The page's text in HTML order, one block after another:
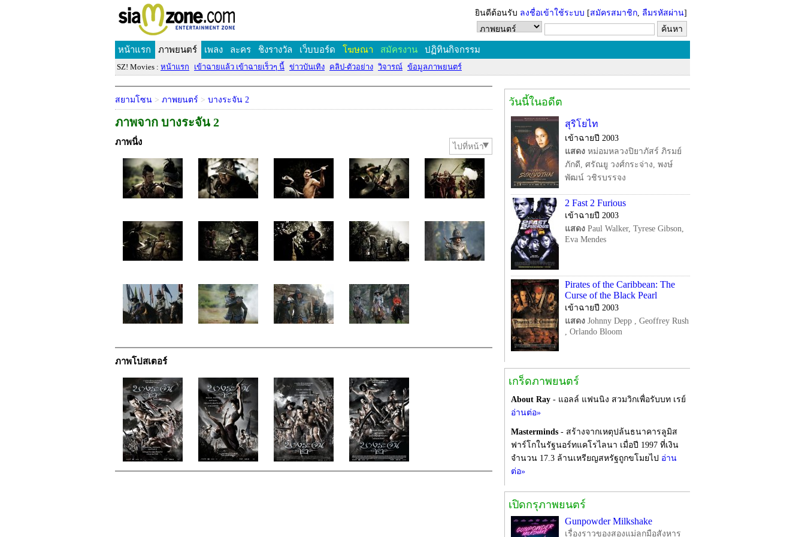
ยินดีต้อนรับ ลงชื่อเข้าใช้ระบบ [สมัครสมาชิก, ลืมรหัสผ่าน]
หน้าแรก ภาพยนตร์ เพลง ละคร ชิงรางวัล เว็บบอร์ด โฆษณา สมัครงาน ปฏิทินกิจกรรม
SZ! Movies : หน้าแรก เข้าฉายแล้ว เข้าฉายเร็วๆ นี้ ข่าวบันเทิง คลิป-ตัวอย่าง วิจารณ์ ข้อมูลภาพยนตร์
สยามโซน > ภาพยนตร์ > บางระจัน 2
ภาพจาก บางระจัน 2
ไปที่หน้า
ภาพนิ่ง
ภาพโปสเตอร์
วันนี้ในอดีต
สุริโยไท
เข้าฉายปี 2003
แสดง หม่อมหลวงปิยาภัสร์ ภิรมย์
ภักดี, ศรัณยู วงศ์กระจ่าง, พงษ์
พัฒน์ วชิรบรรจง
2 Fast 2 Furious
เข้าฉายปี 2003
แสดง Paul Walker, Tyrese Gibson,
Eva Mendes
Pirates of the Caribbean: The
Curse of the Black Pearl
เข้าฉายปี 2003
แสดง Johnny Depp , Geoffrey Rush
, Orlando Bloom
เกร็ดภาพยนตร์
About Ray - แอลล์ แฟนนิง สวมวิกเพื่อรับบท เรย์
อ่านต่อ»
Masterminds - สร้างจากเหตุปล้นธนาคารลูมิส
ฟาร์โกในรัฐนอร์ทแคโรไลนา เมื่อปี 1997 ที่เงิน
จำนวน 17.3 ล้านเหรียญสหรัฐถูกขโมยไป อ่าน
ต่อ»
เปิดกรุภาพยนตร์
Gunpowder Milkshake
เรื่องราวของสองแม่ลูกมือสังหาร